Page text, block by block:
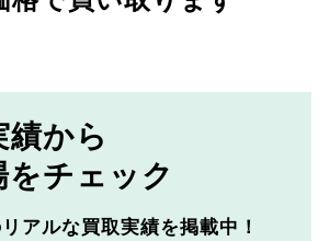
績から
をチェック
アルな買取実績を掲載中！